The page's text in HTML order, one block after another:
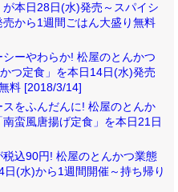
本日28日(水)発売～スパイシ
から1週間ごはん大盛り無料
ーやわらか! 松屋のとんかつ
つ定食」を本日14日(水)発売
料 [2018/3/14]
をふんだんに! 松屋のとんか
蛮風唐揚げ定食」を本日21日
込90円! 松屋のとんかつ業態
(水)から1週間開催～持ち帰り